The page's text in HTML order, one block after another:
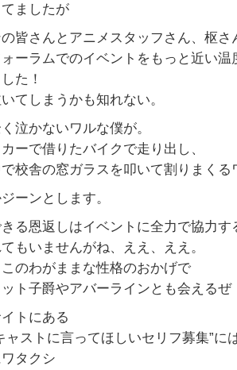
ましたが
皆さんとアニメスタッフさん、枢さ
ーラムでのイベントをもっと近い
た！
てしまうかも知れない。
泣かないワルな僕が。
ーで借りたバイクで走り出し、
校舎の窓ガラスを叩いて割りまくる
ーンとします。
る恩返しはイベントに全力で協力す
もいませんがね、ええ、ええ。
のわがままな性格のおかげで
ット子爵やアバーラインとも会えるぜ
トにある
ャストに言ってほしいセリフ募集”に
タクシ